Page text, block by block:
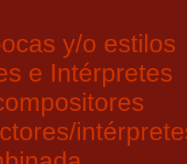
y/o estilos
e Intérpretes